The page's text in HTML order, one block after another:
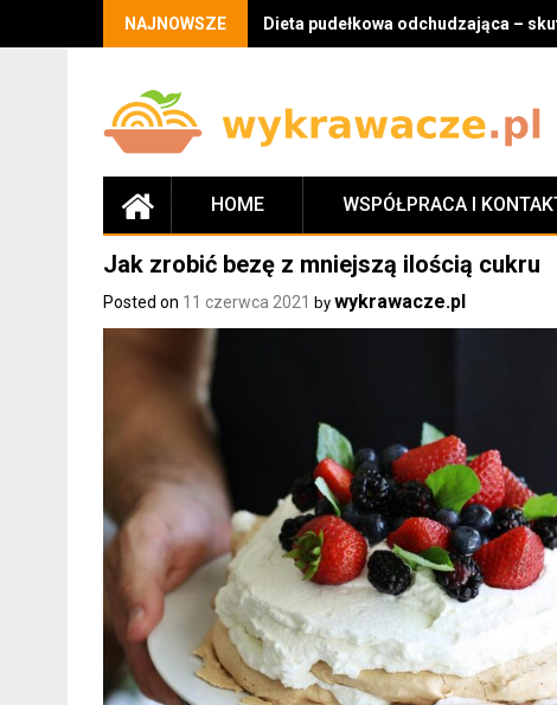
NAJNOWSZE Dieta pudełkowa odchudzająca –
HOME WSPÓŁPRACA I
Jak zrobić bezę z mniejszą ilością cukru
Posted on 11 czerwca 2021 by wykrawacze.pl